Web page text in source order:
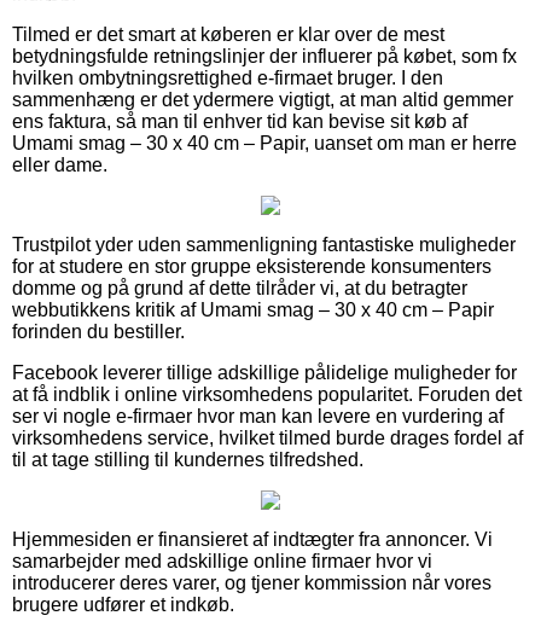
Tilmed er det smart at køberen er klar over de mest
betydningsfulde retningslinjer der influerer på købet, som fx
hvilken ombytningsrettighed e-firmaet bruger. I den
sammenhæng er det ydermere vigtigt, at man altid gemmer
ens faktura, så man til enhver tid kan bevise sit køb af
Umami smag – 30 x 40 cm – Papir, uanset om man er herre
eller dame.
Trustpilot yder uden sammenligning fantastiske muligheder
for at studere en stor gruppe eksisterende konsumenters
domme og på grund af dette tilråder vi, at du betragter
webbutikkens kritik af Umami smag – 30 x 40 cm – Papir
forinden du bestiller.
Facebook leverer tillige adskillige pålidelige muligheder for
at få indblik i online virksomhedens popularitet. Foruden det
ser vi nogle e-firmaer hvor man kan levere en vurdering af
virksomhedens service, hvilket tilmed burde drages fordel af
til at tage stilling til kundernes tilfredshed.
Hjemmesiden er finansieret af indtægter fra annoncer. Vi
samarbejder med adskillige online firmaer hvor vi
introducerer deres varer, og tjener kommission når vores
brugere udfører et indkøb.